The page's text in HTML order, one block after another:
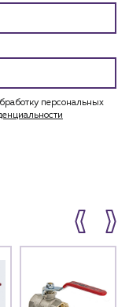
персональных